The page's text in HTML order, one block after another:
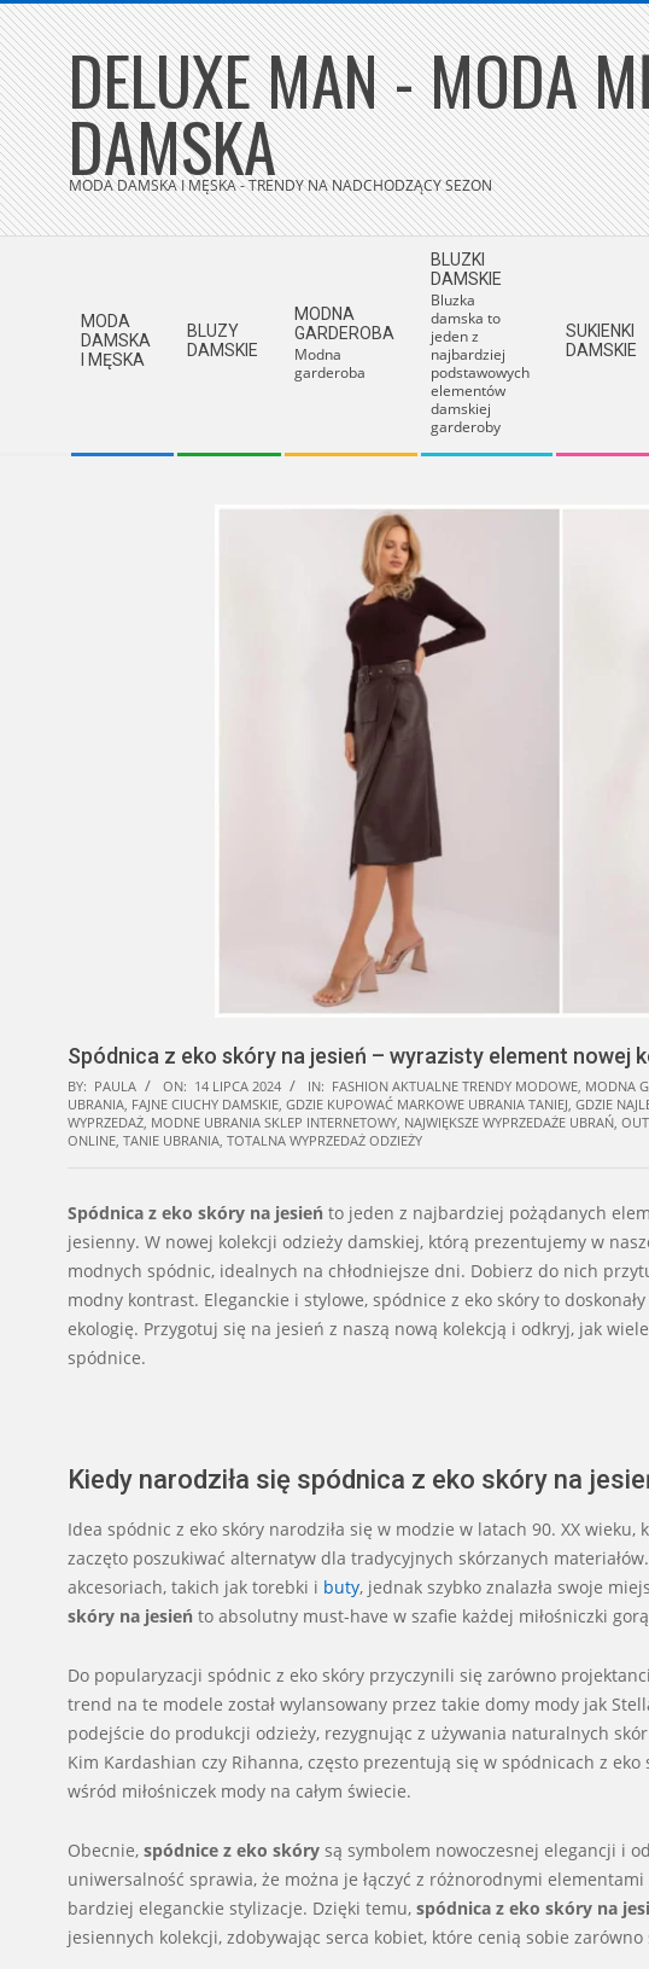
Skip
to
content DELUXE MAN - MODA
DAMSKA
MODA DAMSKA I MĘSKA - TRENDY NA NADCHODZĄCY SEZON
MODA
DAMSKA
I MĘSKA
BLUZY
DAMSKIE
MODNA
GARDEROBA
Modna
garderoba
BLUZKI
DAMSKIE
Bluzka
damska to
jeden z
najbardziej
podstawowych
elementów
damskiej
garderoby
SUKIENKI
DAMSKIE
Spódnica z eko skóry na jesień – wyrazisty element nowej
BY: PAULA ON: 14 LIPCA 2024 IN: FASHION AKTUALNE TRENDY MODOWE, MODNA
UBRANIA, FAJNE CIUCHY DAMSKIE, GDZIE KUPOWAĆ MARKOWE UBRANIA TANIEJ, GDZIE
WYPRZEDAŻ, MODNE UBRANIA SKLEP INTERNETOWY, NAJWIĘKSZE WYPRZEDAŻE UBRAŃ,
ONLINE, TANIE UBRANIA, TOTALNA WYPRZEDAŻ ODZIEŻY
Spódnica z eko skóry na jesień to jeden z najbardziej pożądanych
jesienny. W nowej kolekcji odzieży damskiej, którą prezentujemy w
modnych spódnic, idealnych na chłodniejsze dni. Dobierz do nich
modny kontrast. Eleganckie i stylowe, spódnice z eko skóry to
ekologię. Przygotuj się na jesień z naszą nową kolekcją i odkryj, jak
spódnice.
Kiedy narodziła się spódnica z eko skóry na
Idea spódnic z eko skóry narodziła się w modzie w latach 90. XX wieku,
zaczęto poszukiwać alternatyw dla tradycyjnych skórzanych
akcesoriach, takich jak torebki i buty, jednak szybko znalazła swoje
skóry na jesień to absolutny must-have w szafie każdej miłośniczki
Do popularyzacji spódnic z eko skóry przyczynili się zarówno
trend na te modele został wylansowany przez takie domy mody jak
podejście do produkcji odzieży, rezygnując z używania naturalnych
Kim Kardashian czy Rihanna, często prezentują się w spódnicach z
wśród miłośniczek mody na całym świecie.
Obecnie, spódnice z eko skóry są symbolem nowoczesnej elegancji i
uniwersalność sprawia, że można je łączyć z różnorodnymi
bardziej eleganckie stylizacje. Dzięki temu, spódnica z eko skóry na
jesiennych kolekcji, zdobywając serca kobiet, które cenią sobie